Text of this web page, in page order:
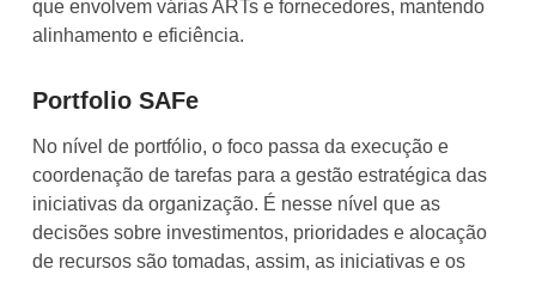
que envolvem várias ARTs e fornecedores, mantendo
alinhamento e eficiência.
Portfolio SAFe
No nível de portfólio, o foco passa da execução e
coordenação de tarefas para a gestão estratégica das
iniciativas da organização. É nesse nível que as
decisões sobre investimentos, prioridades e alocação
de recursos são tomadas, assim, as iniciativas e os